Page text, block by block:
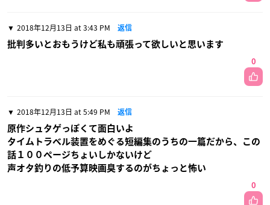
2018年12月13日 at 3:43 PM 返信
批判多いとおもうけど私も頑張って欲しいと思います
0
2018年12月13日 at 5:49 PM 返信
原作シュタゲっぽくて面白いよ
タイムトラベル装置をめぐる短編集のうちの一篇だから、この
話１００ページちょいしかないけど
声オタ釣りの低予算映画臭するのがちょっと怖い
0